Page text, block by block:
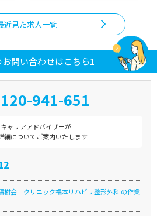
近見た求人一覧
問い合わせはこちら1
941-651
ャリアアドバイザーが
細についてご案内いたします
樹会 クリニック福本リハビリ整形外科 の作業